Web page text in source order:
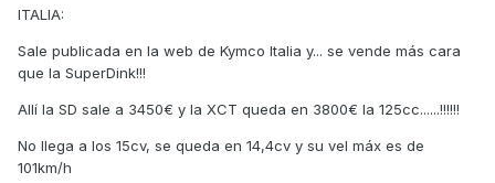
ITALIA:
Sale publicada en la web de Kymco Italia y... se vende más cara
que la SuperDink!!!
Allí la SD sale a 3450€ y la XCT queda en 3800€ la 125cc......!!!!!!
No llega a los 15cv, se queda en 14,4cv y su vel máx es de
101km/h